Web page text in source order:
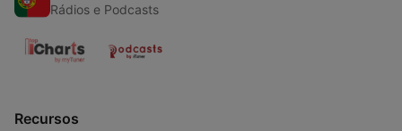
Rádios e Podcasts
Recursos